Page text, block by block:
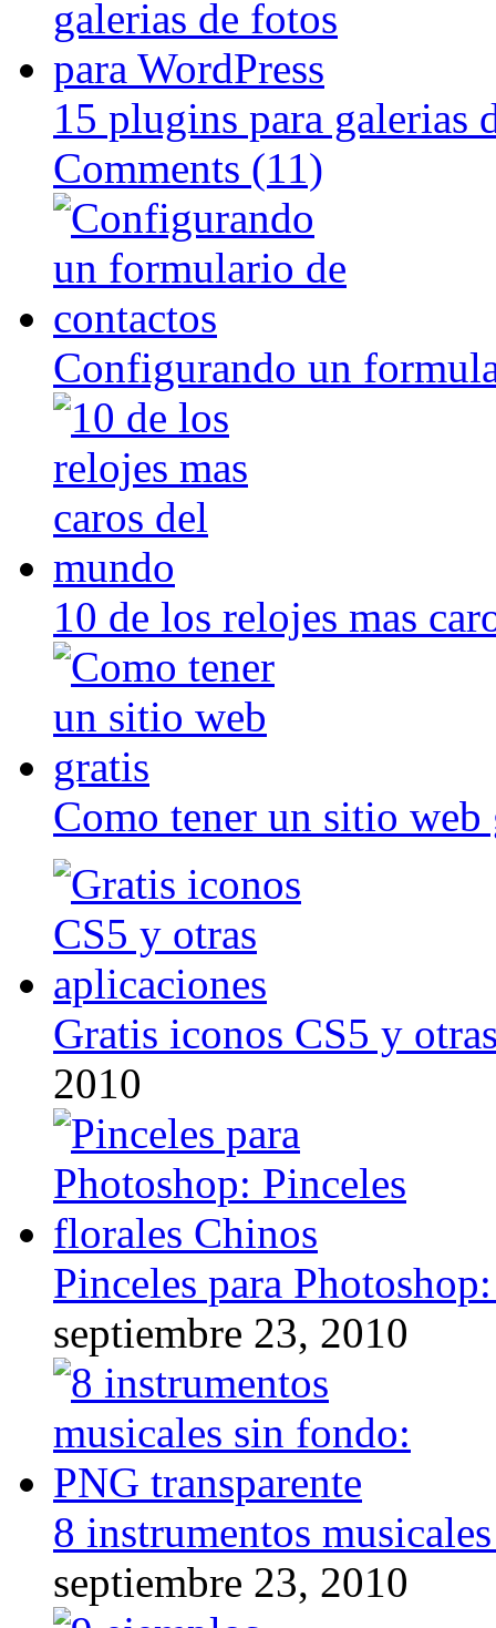
15 plugins para galerias
Comments (11)
Configurando un
10 de los relojes mas
Como tener un sitio web
Gratis iconos CS5 y
2010
Pinceles para
septiembre 23, 2010
8 instrumentos
septiembre 23, 2010